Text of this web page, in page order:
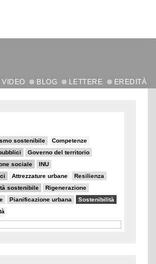
VIDEO BLOG LETTERE EREDITÀ
sostenibile Competenze
Governo del territorio
sociale INU
Attrezzature urbane Resilienza
sostenibile Rigenerazione
Pianificazione urbana Sostenibilità